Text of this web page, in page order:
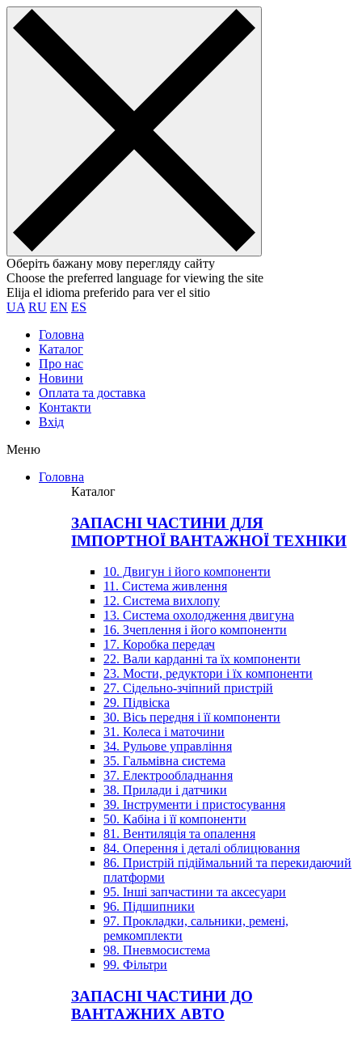
Оберіть бажану мову перегляду сайту
Choose the preferred language for viewing the site
Elija el idioma preferido para ver el sitio
UA RU EN ES
Головна
Каталог
Про нас
Новини
Оплата та доставка
Контакти
Вхiд
Меню
Головна
Каталог
ЗАПАСНІ ЧАСТИНИ ДЛЯ
ІМПОРТНОЇ ВАНТАЖНОЇ ТЕХНІКИ
10. Двигун і його компоненти
11. Система живлення
12. Система вихлопу
13. Система охолодження двигуна
16. Зчеплення і його компоненти
17. Коробка передач
22. Вали карданні та їх компоненти
23. Мости, редуктори і їх компоненти
27. Сідельно-зчіпний пристрій
29. Підвіска
30. Вісь передня і її компоненти
31. Колеса і маточини
34. Рульове управління
35. Гальмівна система
37. Електрообладнання
38. Прилади і датчики
39. Інструменти і пристосування
50. Кабіна і її компоненти
81. Вентиляція та опалення
84. Оперення і деталі облицювання
86. Пристрій підіймальний та перекидаючий
платформи
95. Інші запчастини та аксесуари
96. Підшипники
97. Прокладки, сальники, ремені,
ремкомплекти
98. Пневмосистема
99. Фільтри
ЗАПАСНІ ЧАСТИНИ ДО
ВАНТАЖНИХ АВТО